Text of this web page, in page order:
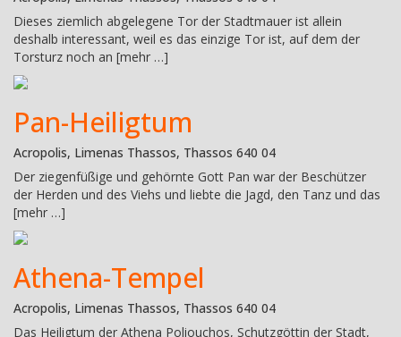
Dieses ziemlich abgelegene Tor der Stadtmauer ist allein
deshalb interessant, weil es das einzige Tor ist, auf dem der
Torsturz noch an [mehr …]
Pan-Heiligtum
Acropolis, Limenas Thassos, Thassos 640 04
Der ziegenfüßige und gehörnte Gott Pan war der Beschützer
der Herden und des Viehs und liebte die Jagd, den Tanz und das
[mehr …]
Athena-Tempel
Acropolis, Limenas Thassos, Thassos 640 04
Das Heiligtum der Athena Poliouchos, Schutzgöttin der Stadt,